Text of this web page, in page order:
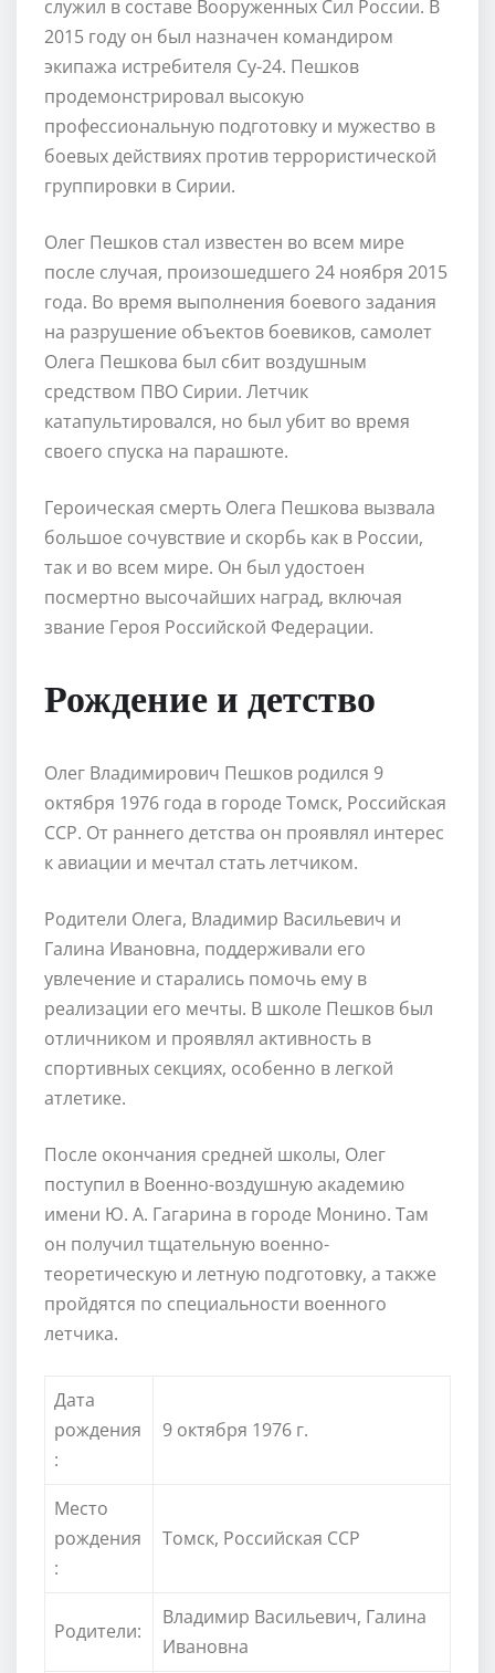
служил в составе Вооруженных Сил России. В
2015 году он был назначен командиром
экипажа истребителя Су-24. Пешков
продемонстрировал высокую
профессиональную подготовку и мужество в
боевых действиях против террористической
группировки в Сирии.
Олег Пешков стал известен во всем мире
после случая, произошедшего 24 ноября 2015
года. Во время выполнения боевого задания
на разрушение объектов боевиков, самолет
Олега Пешкова был сбит воздушным
средством ПВО Сирии. Летчик
катапультировался, но был убит во время
своего спуска на парашюте.
Героическая смерть Олега Пешкова вызвала
большое сочувствие и скорбь как в России,
так и во всем мире. Он был удостоен
посмертно высочайших наград, включая
звание Героя Российской Федерации.
Рождение и детство
Олег Владимирович Пешков родился 9
октября 1976 года в городе Томск, Российская
ССР. От раннего детства он проявлял интерес
к авиации и мечтал стать летчиком.
Родители Олега, Владимир Васильевич и
Галина Ивановна, поддерживали его
увлечение и старались помочь ему в
реализации его мечты. В школе Пешков был
отличником и проявлял активность в
спортивных секциях, особенно в легкой
атлетике.
После окончания средней школы, Олег
поступил в Военно-воздушную академию
имени Ю. А. Гагарина в городе Монино. Там
он получил тщательную военно-
теоретическую и летную подготовку, а также
пройдятся по специальности военного
летчика.
Дата
рождения
:
9 октября 1976 г.
Место
рождения
:
Томск, Российская ССР
Родители:
Владимир Васильевич, Галина
Ивановна